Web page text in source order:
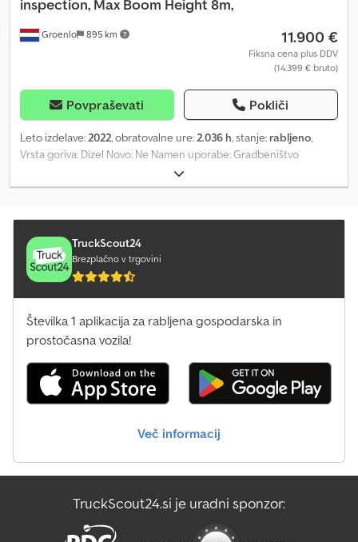
Groenlo 895 km
inspection, Max Boom Height 8m,
11.900 €
Fiksna cena plus DDV
(14.399 € bruto)
Povpraševati Pokliči
Leto izdelave:2022, obratovalne ure:2.036 h, stanje: rabljeno,
Vrsta goriva: Dizel Novo: Ne Namen uporabe: Gradbeništvo
Znamka motorja: Kubota Dimenzije tovornega prostora: 209 x 129
x 250 cm Serijska številka: ESF208612 Csdpsza R S Nofx Agkjha Za
TruckScout24
Brezplačno v trgovini
Številka 1 aplikacija za rabljena gospodarska in
prostočasna vozila!
Več informacij
TruckScout24.si je uradni sponzor: